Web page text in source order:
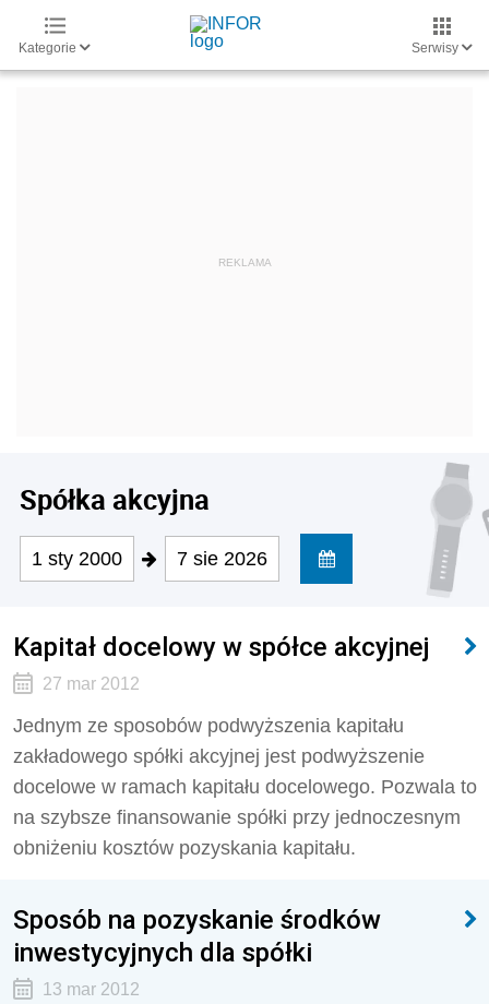
Kategorie Serwisy
Spółka akcyjna
1 sty 2000 7 sie 2026
Kapitał docelowy w spółce akcyjnej
27 mar 2012
Jednym ze sposobów podwyższenia kapitału
zakładowego spółki akcyjnej jest podwyższenie
docelowe w ramach kapitału docelowego. Pozwala to
na szybsze finansowanie spółki przy jednoczesnym
obniżeniu kosztów pozyskania kapitału.
Sposób na pozyskanie środków
inwestycyjnych dla spółki
13 mar 2012